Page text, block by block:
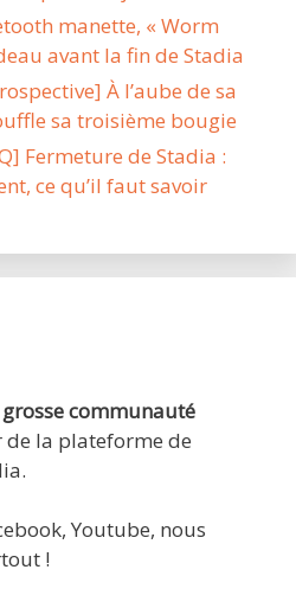
manette, « Worm
avant la fin de Stadia
À l’aube de sa
sa troisième bougie
Fermeture de Stadia :
ce qu’il faut savoir
communauté
la plateforme de
Youtube, nous
!